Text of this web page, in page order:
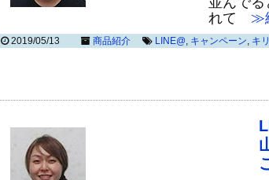
れて ≫
2019/05/13 商品紹介 LINE@, キャンペーン, キ